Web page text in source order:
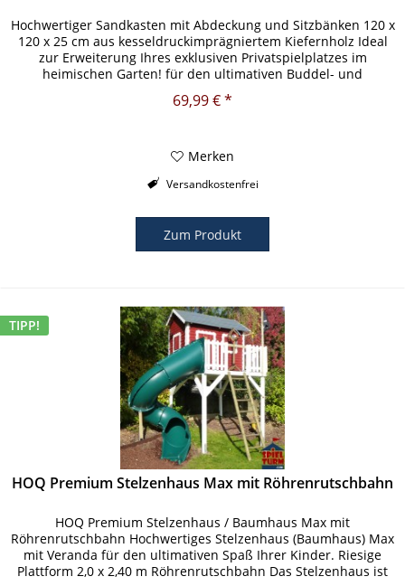
Hochwertiger Sandkasten mit Abdeckung und Sitzbänken 120 x
120 x 25 cm aus kesseldruckimprägniertem Kiefernholz Ideal
zur Erweiterung Ihres exklusiven Privatspielplatzes im
heimischen Garten! für den ultimativen Buddel- und
69,99 € *
Merken
Versandkostenfrei
Zum Produkt
TIPP!
HOQ Premium Stelzenhaus Max mit Röhrenrutschbahn
HOQ Premium Stelzenhaus / Baumhaus Max mit
Röhrenrutschbahn Hochwertiges Stelzenhaus (Baumhaus) Max
mit Veranda für den ultimativen Spaß Ihrer Kinder. Riesige
Plattform 2,0 x 2,40 m Röhrenrutschbahn Das Stelzenhaus ist